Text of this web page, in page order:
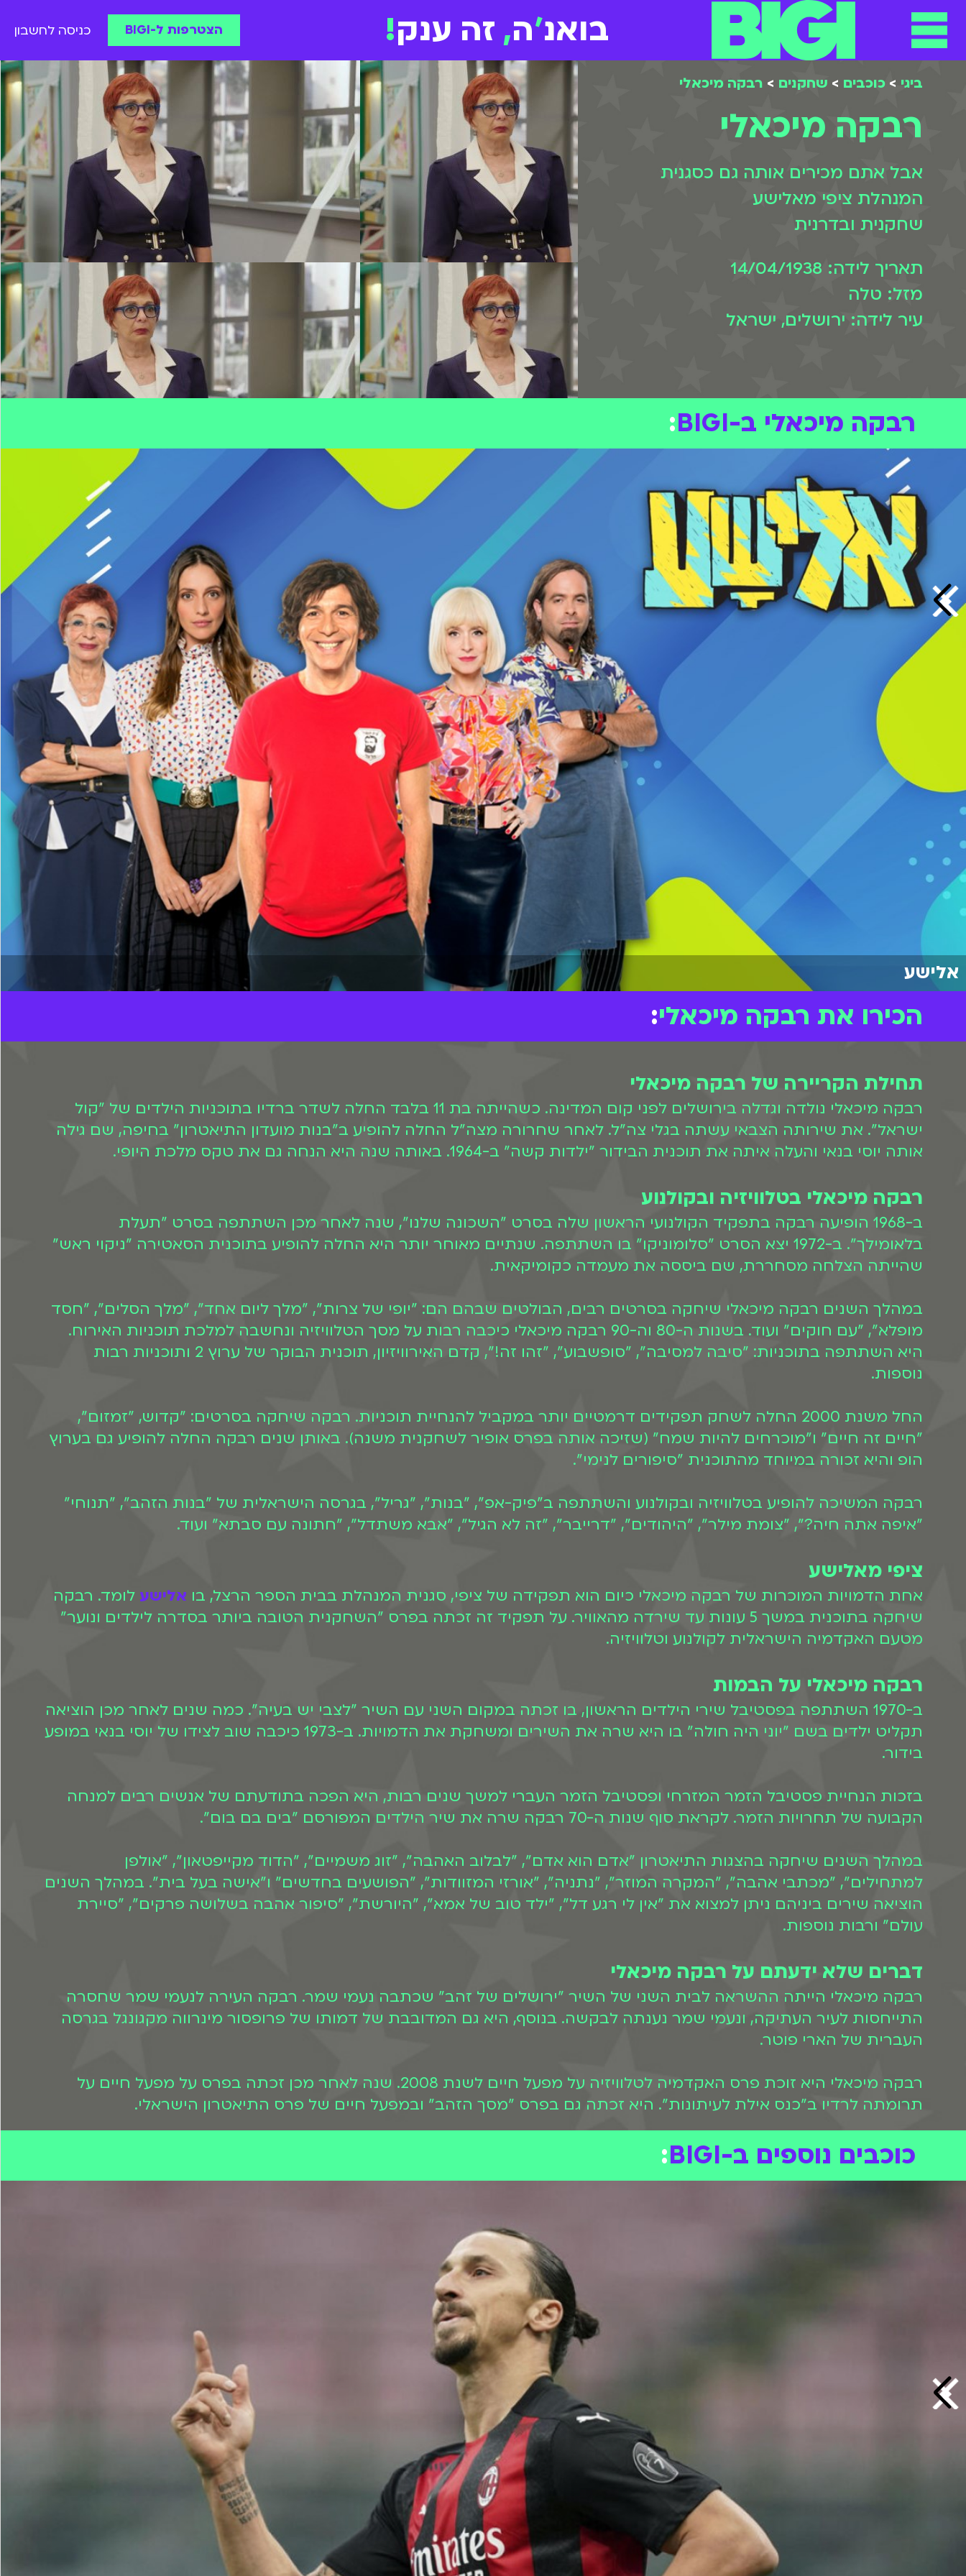
לתוכן
תפריט בואנ'ה, זה ענק! הצטרפות ל-BIGI כניסה לחשבון
ביגי > כוכבים > שחקנים > רבקה מיכאלי
רבקה מיכאלי
אבל אתם מכירים אותה גם כסגנית
המנהלת ציפי מאלישע
שחקנית ובדרנית
תאריך לידה: 14/04/1938
מזל: טלה
עיר לידה: ירושלים, ישראל
רבקה מיכאלי ב-BIGI :
אלישע
הכירו את רבקה מיכאלי:
תחילת הקריירה של רבקה מיכאלי
רבקה מיכאלי נולדה וגדלה בירושלים לפני קום המדינה. כשהייתה בת 11 בלבד החלה לשדר ברדיו בתוכניות הילדים של "קול
ישראל". את שירותה הצבאי עשתה בגלי צה"ל. לאחר שחרורה מצה"ל החלה להופיע ב"בנות מועדון התיאטרון" בחיפה, שם גילה
אותה יוסי בנאי והעלה איתה את תוכנית הבידור "ילדות קשה" ב-1964. באותה שנה היא הנחה גם את טקס מלכת היופי.
רבקה מיכאלי בטלוויזיה ובקולנוע
ב-1968 הופיעה רבקה בתפקיד הקולנועי הראשון שלה בסרט "השכונה שלנו", שנה לאחר מכן השתתפה בסרט "תעלת
בלאומילך". ב-1972 יצא הסרט "סלומוניקו" בו השתתפה. שנתיים מאוחר יותר היא החלה להופיע בתוכנית הסאטירה "ניקוי ראש"
שהייתה הצלחה מסחררת, שם ביססה את מעמדה כקומיקאית.
במהלך השנים רבקה מיכאלי שיחקה בסרטים רבים, הבולטים שבהם הם: "יופי של צרות", "מלך ליום אחד", "מלך הסלים", "חסד
מופלא", "עם חוקים" ועוד. בשנות ה-80 וה-90 רבקה מיכאלי כיכבה רבות על מסך הטלוויזיה ונחשבה למלכת תוכניות האירוח.
היא השתתפה בתוכניות: "סיבה למסיבה", "סופשבוע", "זהו זה!", קדם האירוויזיון, תוכנית הבוקר של ערוץ 2 ותוכניות רבות
נוספות.
החל משנת 2000 החלה לשחק תפקידים דרמטיים יותר במקביל להנחיית תוכניות. רבקה שיחקה בסרטים: "קדוש, "זמזום",
"חיים זה חיים" ו"מוכרחים להיות שמח" (שזיכה אותה בפרס אופיר לשחקנית משנה). באותן שנים רבקה החלה להופיע גם בערוץ
הופ והיא זכורה במיוחד מהתוכנית "סיפורים לנימי".
רבקה המשיכה להופיע בטלוויזיה ובקולנוע והשתתפה ב"פיק-אפ", "בנות", "גריל", בגרסה הישראלית של "בנות הזהב", "תנוחי"
"איפה אתה חיה?", "צומת מילר", "היהודים", "דרייבר", "זה לא הגיל", "אבא משתדל", "חתונה עם סבתא" ועוד.
ציפי מאלישע
אחת הדמויות המוכרות של רבקה מיכאלי כיום הוא תפקידה של ציפי, סגנית המנהלת בבית הספר הרצל, בו אלישע לומד. רבקה
שיחקה בתוכנית במשך 5 עונות עד שירדה מהאוויר. על תפקיד זה זכתה בפרס "השחקנית הטובה ביותר בסדרה לילדים ונוער"
מטעם האקדמיה הישראלית לקולנוע וטלוויזיה.
רבקה מיכאלי על הבמות
ב-1970 השתתפה בפסטיבל שירי הילדים הראשון, בו זכתה במקום השני עם השיר "לצבי יש בעיה". כמה שנים לאחר מכן הוציאה
תקליט ילדים בשם "יוני היה חולה" בו היא שרה את השירים ומשחקת את הדמויות. ב-1973 כיכבה שוב לצידו של יוסי בנאי במופע
בידור.
בזכות הנחיית פסטיבל הזמר המזרחי ופסטיבל הזמר העברי למשך שנים רבות, היא הפכה בתודעתם של אנשים רבים למנחה
הקבועה של תחרויות הזמר. לקראת סוף שנות ה-70 רבקה שרה את שיר הילדים המפורסם "בים בם בום".
במהלך השנים שיחקה בהצגות התיאטרון "אדם הוא אדם", "לבלוב האהבה", "זוג משמיים", "הדוד מקייפטאון", "אולפן
למתחילים", "מכתבי אהבה", "המקרה המוזר", "נתניה", "אורזי המזוודות", "הפושעים בחדשים" ו"אישה בעל בית". במהלך השנים
הוציאה שירים ביניהם ניתן למצוא את "אין לי רגע דל", "ילד טוב של אמא", "היורשת", "סיפור אהבה בשלושה פרקים", "סיירת
עולם" ורבות נוספות.
דברים שלא ידעתם על רבקה מיכאלי
רבקה מיכאלי הייתה ההשראה לבית השני של השיר "ירושלים של זהב" שכתבה נעמי שמר. רבקה העירה לנעמי שמר שחסרה
התייחסות לעיר העתיקה, ונעמי שמר נענתה לבקשה. בנוסף, היא גם המדובבת של דמותו של פרופסור מינרווה מקגונגל בגרסה
העברית של הארי פוטר.
רבקה מיכאלי היא זוכת פרס האקדמיה לטלוויזיה על מפעל חיים לשנת 2008. שנה לאחר מכן זכתה בפרס על מפעל חיים על
תרומתה לרדיו ב"כנס אילת לעיתונות". היא זכתה גם בפרס "מסך הזהב" ובמפעל חיים של פרס התיאטרון הישראלי.
כוכבים נוספים ב-BIGI :